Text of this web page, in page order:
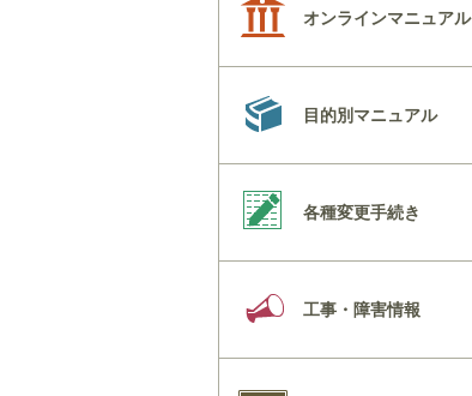
オンラインマニュアル
目的別マニュアル
各種変更手続き
工事・障害情報